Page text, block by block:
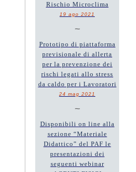
Rischio Microclima
19 ago 2021
~
Prototipo di piattaforma
previsionale di allerta
per la prevenzione dei
rischi legati allo stress
da caldo per i Lavoratori
24 mag 2021
~
Disponibili on line alla
sezione “Materiale
Didattico” del PAF le
presentazioni dei
seguenti webinar